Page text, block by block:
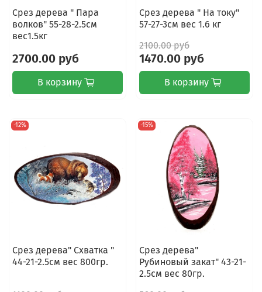
Срез дерева " Пара
волков" 55-28-2.5см
вес1.5кг
2700.00 руб
В корзину
Срез дерева " На току"
57-27-3см вес 1.6 кг
2100.00 руб
1470.00 руб
В корзину
-12%
Срез дерева" Схватка "
44-21-2.5см вес 800гр.
-15%
Срез дерева"
Рубиновый закат" 43-21-
2.5см вес 80гр.